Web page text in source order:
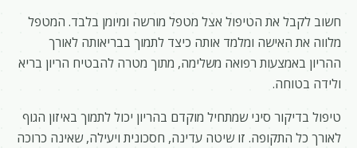
חשוב לקבל את הטיפול אצל מטפל מורשה ומיומן בלבד. המטפל
מלווה את האישה ומלמד אותה כיצד לתמוך בבריאותה לאורך
ההריון באמצעות רפואה משלימה, מתוך מטרה להבטיח הריון בריא
ולידה בטוחה.
טיפול בדיקור סיני שמתחיל מוקדם בהריון יכול לתמוך באיזון הגוף
לאורך כל התקופה. זו שיטה עדינה, חסכונית ויעילה, שאינה כרוכה